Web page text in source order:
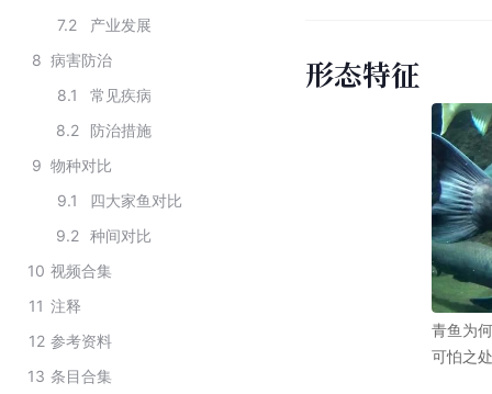
7.2
产业发展
8 病害防治
8.1
常见疾病
8.2
防治措施
9 物种对比
9.1
四大家鱼对比
9.2
种间对比
10 视频合集
11 注释
12 参考资料
13 条目合集
形态特征
青鱼为
可怕之处